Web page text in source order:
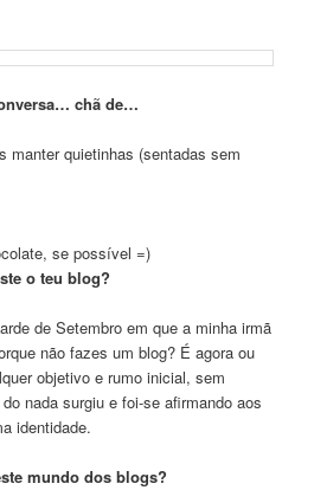
chã de…
manter quietinhas (sentadas sem
se possível =)
o teu blog?
de Setembro em que a minha irmã
não fazes um blog? É agora ou
objetivo e rumo inicial, sem
nada surgiu e foi-se afirmando aos
identidade.
mundo dos blogs?